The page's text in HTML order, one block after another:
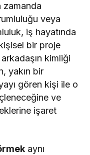
zamanda
veya
iş hayatında
bir proje
kimliği
yakın bir
gören kişi ile o
ve
işaret
aynı